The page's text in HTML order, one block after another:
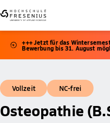
+++ Jetzt für das
Bewerbung bis 31. August
Vollzeit NC-frei
Osteopathie